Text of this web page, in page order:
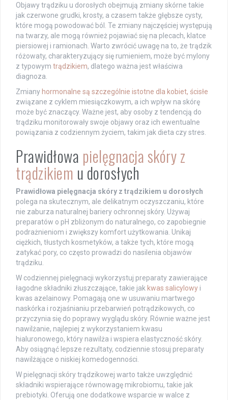
Objawy trądziku u dorosłych obejmują zmiany skórne takie
jak czerwone grudki, krosty, a czasem także głębsze cysty,
które mogą powodować ból. Te zmiany najczęściej występują
na twarzy, ale mogą również pojawiać się na plecach, klatce
piersiowej i ramionach. Warto zwrócić uwagę na to, że trądzik
różowaty, charakteryzujący się rumieniem, może być mylony
z typowym trądzikiem, dlatego ważna jest właściwa
diagnoza.
Zmiany hormonalne są szczególnie istotne dla kobiet, ścisłe
związane z cyklem miesiączkowym, a ich wpływ na skórę
może być znaczący. Ważne jest, aby osoby z tendencją do
trądziku monitorowały swoje objawy oraz ich ewentualne
powiązania z codziennym życiem, takim jak dieta czy stres.
Prawidłowa pielęgnacja skóry z
trądzikiem u dorosłych
Prawidłowa pielęgnacja skóry z trądzikiem u dorosłych
polega na skutecznym, ale delikatnym oczyszczaniu, które
nie zaburza naturalnej bariery ochronnej skóry. Używaj
preparatów o pH zbliżonym do naturalnego, co zapobiegnie
podrażnieniom i zwiększy komfort użytkowania. Unikaj
ciężkich, tłustych kosmetyków, a także tych, które mogą
zatykać pory, co często prowadzi do nasilenia objawów
trądziku.
W codziennej pielęgnacji wykorzystuj preparaty zawierające
łagodne składniki złuszczające, takie jak kwas salicylowy i
kwas azelainowy. Pomagają one w usuwaniu martwego
naskórka i rozjaśnianiu przebarwień potrądzikowych, co
przyczynia się do poprawy wyglądu skóry. Równie ważne jest
nawilżanie, najlepiej z wykorzystaniem kwasu
hialuronowego, który nawilża i wspiera elastyczność skóry.
Aby osiągnąć lepsze rezultaty, codziennie stosuj preparaty
nawilżające o niskiej komedogenności.
W pielęgnacji skóry trądzikowej warto także uwzględnić
składniki wspierające równowagę mikrobiomu, takie jak
prebiotyki. Oferują one dodatkowe wsparcie w walce z